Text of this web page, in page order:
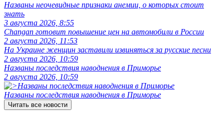
Названы неочевидные признаки анемии, о которых стоит
знать
3 августа 2026, 8:55
Changan готовит повышение цен на автомобили в России
2 августа 2026, 11:53
На Украине женщин заставили извиняться за русские песни
2 августа 2026, 10:59
Названы последствия наводнения в Приморье
2 августа 2026, 10:59
Названы последствия наводнения в Приморье
Читать все новости